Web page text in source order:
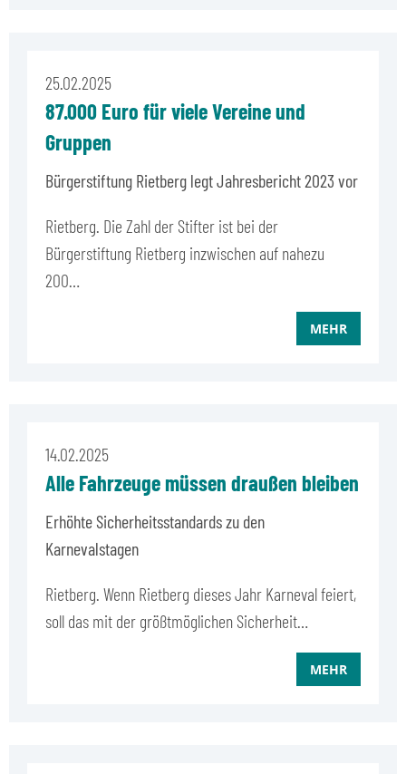
25.02.2025
87.000 Euro für viele Vereine und
Gruppen
Bürgerstiftung Rietberg legt Jahresbericht 2023 vor
Rietberg. Die Zahl der Stifter ist bei der
Bürgerstiftung Rietberg inzwischen auf nahezu
200…
MEHR
14.02.2025
Alle Fahrzeuge müssen draußen bleiben
Erhöhte Sicherheitsstandards zu den
Karnevalstagen
Rietberg. Wenn Rietberg dieses Jahr Karneval feiert,
soll das mit der größtmöglichen Sicherheit…
MEHR